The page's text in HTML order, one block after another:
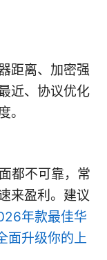
距离、加密强
近、协议优化
。
都不可靠，常
来盈利。建议
年款最佳华
面升级你的上